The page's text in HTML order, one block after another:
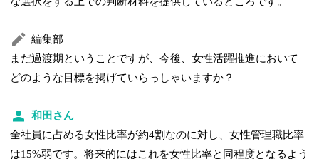
編集部
まだ過渡期ということですが、今後、女性活躍推進において
どのような目標を掲げていらっしゃいますか？
和田さん
全社員に占める女性比率が約4割なのに対し、女性管理職比率
は15%弱です。将来的にはこれを女性比率と同程度となるよう